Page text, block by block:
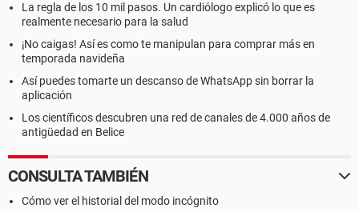
La regla de los 10 mil pasos. Un cardiólogo explicó lo que es
realmente necesario para la salud
¡No caigas! Así es como te manipulan para comprar más en
temporada navideña
Así puedes tomarte un descanso de WhatsApp sin borrar la
aplicación
Los científicos descubren una red de canales de 4.000 años de
antigüedad en Belice
CONSULTA TAMBIÉN
Cómo ver el historial del modo incógnito